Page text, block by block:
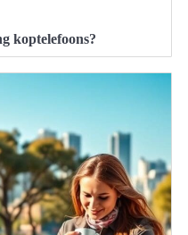
koptelefoons?